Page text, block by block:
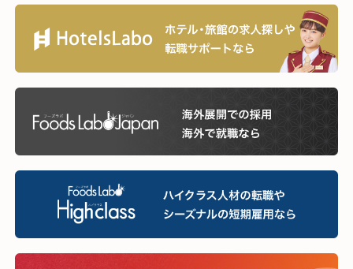
スピーディーな返信： スカウトが届いたら、できるだけ早く返信しましょ
う。熱意が伝わり、好印象につながります。